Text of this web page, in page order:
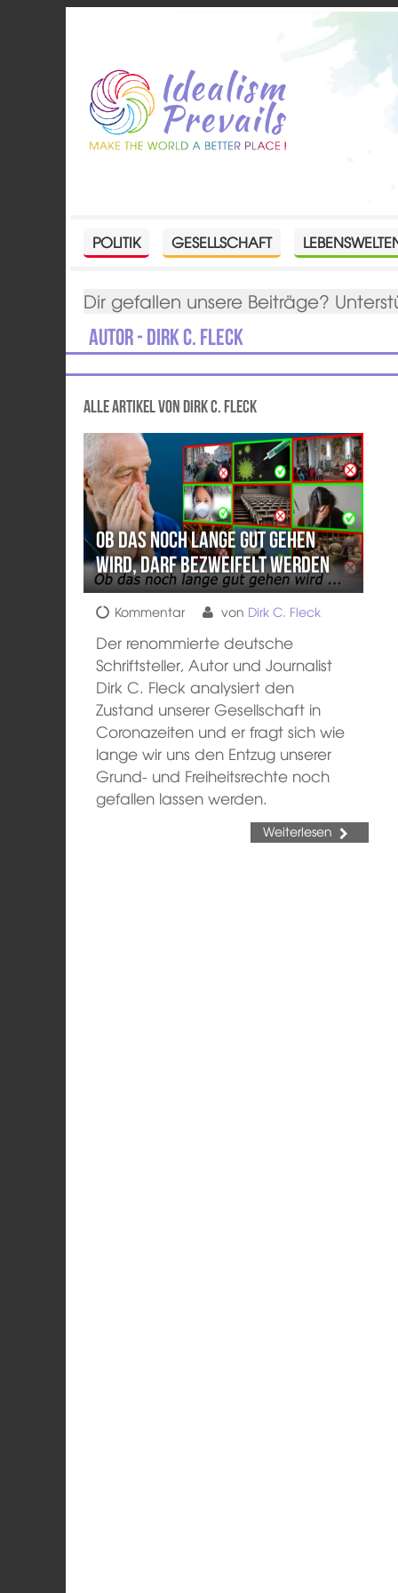
POLITIK GESELLSCHAFT
Dir gefallen unsere Beiträge?
Autor - Dirk C. Fleck
Alle Artikel von Dirk C. Fleck
Ob das noch lange gut gehen
wird, darf bezweifelt werden
Kommentar von Dirk C. Fleck
Der renommierte deutsche
Schriftsteller, Autor und Journalist
Dirk C. Fleck analysiert den
Zustand unserer Gesellschaft in
Coronazeiten und er fragt sich wie
lange wir uns den Entzug unserer
Grund- und Freiheitsrechte noch
gefallen lassen werden.
Weiterlesen